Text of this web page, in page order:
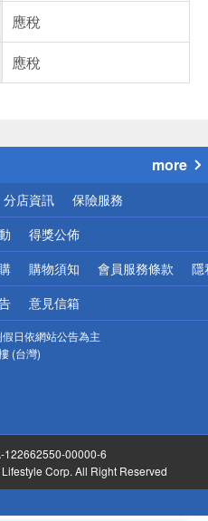
應稅
應稅
！
more
分店資訊 保險服務
得獎公佈
購物須知 會員服務條款 隱
意見信箱
日依網站公告為主
(台灣)
122662550-00000-6
Corp. All Right Reserved